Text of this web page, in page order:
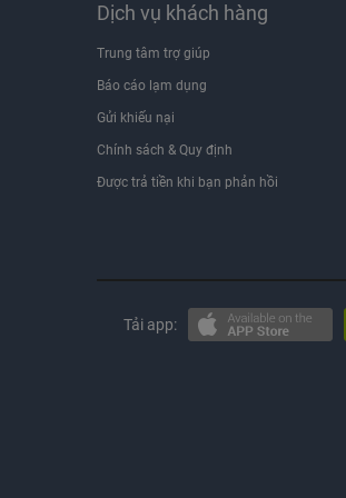
Dịch vụ khách hàng
Trung tâm trợ giúp
Báo cáo lạm dụng
Gửi khiếu nại
Chính sách & Quy định
Được trả tiền khi bạn phản hồi
Tải app: